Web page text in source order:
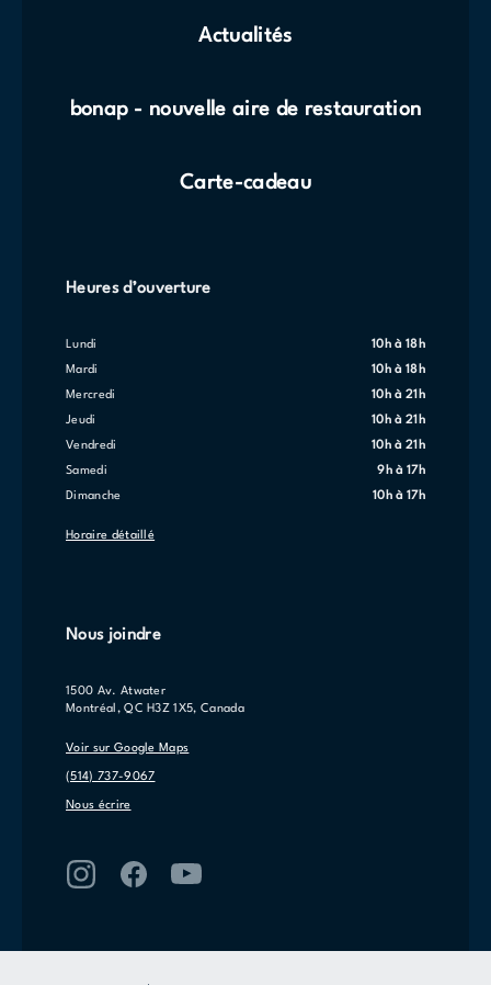
Actualités
bonap - nouvelle aire de restauration
Carte-cadeau
Heures d’ouverture
lundi 10h à 18h
mardi 10h à 18h
mercredi 10h à 21h
jeudi 10h à 21h
vendredi 10h à 21h
samedi 9h à 17h
dimanche 10h à 17h
Horaire détaillé
Nous joindre
1500 Av. Atwater
Montréal, QC H3Z 1X5, Canada
Voir sur Google Maps
(514) 737-9067
Nous écrire